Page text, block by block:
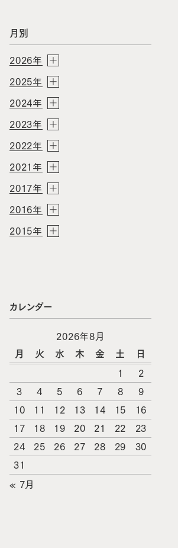
月別
2026年
2025年
2024年
2023年
2022年
2021年
2017年
2016年
2015年
カレンダー
2026年8月
月
火 水 木 金 土 日
1
2
3
4 5 6 7 8
9
10
11 12 13 14 15
16
17
18 19 20 21 22
23
24
25 26 27 28 29
30
31
« 7月